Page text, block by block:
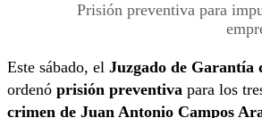
Prisión preventiva para
Este sábado, el Juzgado de Garantía
ordenó prisión preventiva para los
crimen de Juan Antonio Campos